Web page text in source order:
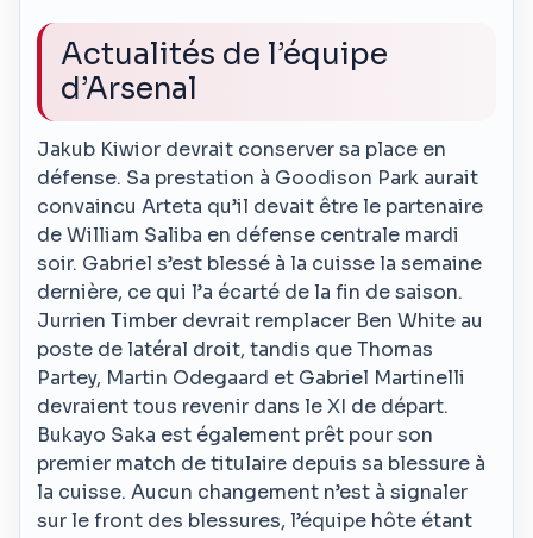
Actualités de l’équipe
d’Arsenal
Jakub Kiwior devrait conserver sa place en
défense. Sa prestation à Goodison Park aurait
convaincu Arteta qu’il devait être le partenaire
de William Saliba en défense centrale mardi
soir. Gabriel s’est blessé à la cuisse la semaine
dernière, ce qui l’a écarté de la fin de saison.
Jurrien Timber devrait remplacer Ben White au
poste de latéral droit, tandis que Thomas
Partey, Martin Odegaard et Gabriel Martinelli
devraient tous revenir dans le XI de départ.
Bukayo Saka est également prêt pour son
premier match de titulaire depuis sa blessure à
la cuisse. Aucun changement n’est à signaler
sur le front des blessures, l’équipe hôte étant